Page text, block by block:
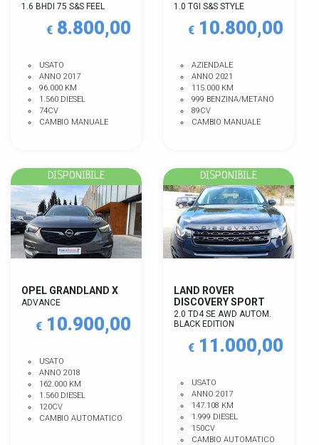
1.6 BHDI 75 S&S FEEL
€8.800,00
USATO
ANNO 2017
96.000 KM
1.560 DIESEL
74CV
CAMBIO MANUALE
1.0 TGI S&S STYLE
€10.800,00
AZIENDALE
ANNO 2021
115.000 KM
999 BENZINA/METANO
89CV
CAMBIO MANUALE
DISPONIBILE
OPEL GRANDLAND X
ADVANCE
€10.900,00
USATO
ANNO 2018
162.000 KM
1.560 DIESEL
120CV
CAMBIO AUTOMATICO
DISPONIBILE
LAND ROVER
DISCOVERY SPORT
2.0 TD4 SE AWD AUTOM.
BLACK EDITION
€11.000,00
USATO
ANNO 2017
147.108 KM
1.999 DIESEL
150CV
CAMBIO AUTOMATICO